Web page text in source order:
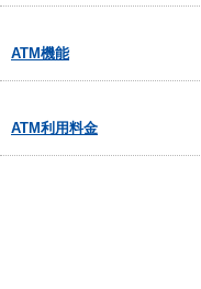
ATM機能
ATM利用料金